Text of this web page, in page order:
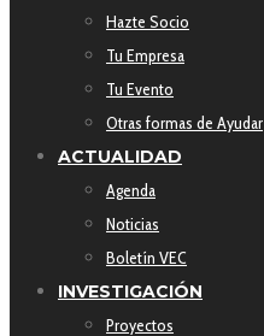
Hazte Socio
Tu Empresa
Tu Evento
Otras formas de Ayudar
ACTUALIDAD
Agenda
Noticias
Boletín VEC
INVESTIGACIÓN
Proyectos